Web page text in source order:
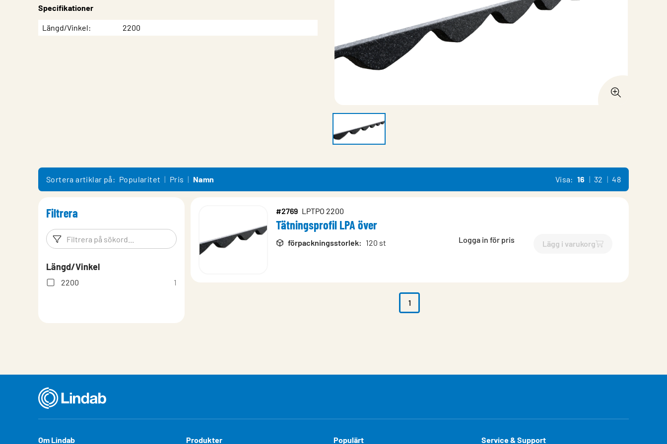
Specifikationer
EgenskapVärde
Längd/Vinkel 2200
Sortera artiklar på: Popularitet Pris Namn Visa: 16 32 48
Filtrera
Filtreringsord Filtrera produkter
Längd/Vinkel
2200 1
#2769 LPTPO 2200
Tätningsprofil LPA över
förpackningsstorlek: 120 st Logga in för pris Lägg i varukorg
`$Lägg till
1
Om Lindab Produkter Populärt Service & Support